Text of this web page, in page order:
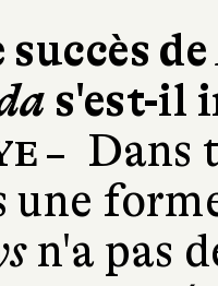
succès de
s'est-il
–
Dans
une
n'a pas